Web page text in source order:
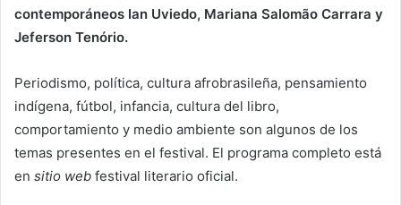
contemporáneos Ian Uviedo, Mariana Salomão Carrara y
Jeferson Tenório.
Periodismo, política, cultura afrobrasileña, pensamiento
indígena, fútbol, ​​infancia, cultura del libro,
comportamiento y medio ambiente son algunos de los
temas presentes en el festival. El programa completo está
en sitio web festival literario oficial.